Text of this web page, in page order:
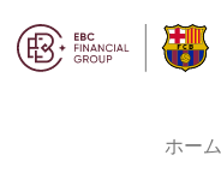
ホーム